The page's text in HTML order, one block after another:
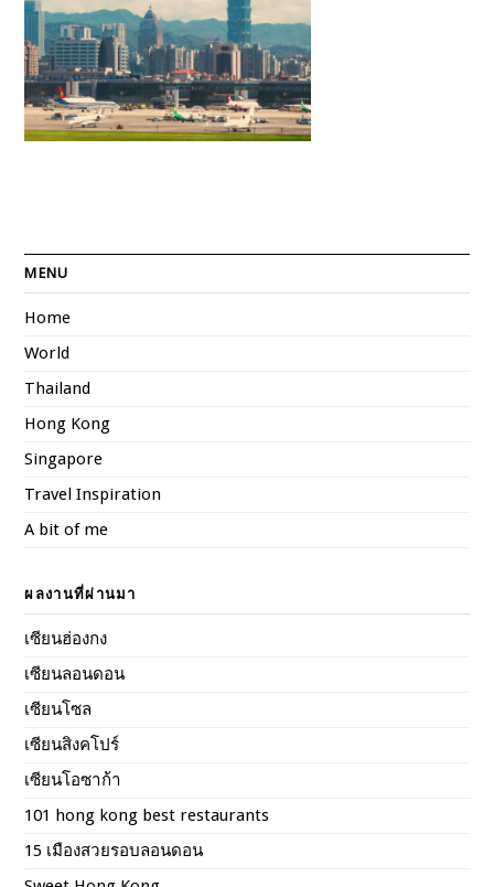
MENU
Home
World
Thailand
Hong Kong
Singapore
Travel Inspiration
A bit of me
ผลงานที่ผ่านมา
เซียนฮ่องกง
เซียนลอนดอน
เซียนโซล
เซียนสิงคโปร์
เซียนโอซาก้า
101 hong kong best restaurants
15 เมืองสวยรอบลอนดอน